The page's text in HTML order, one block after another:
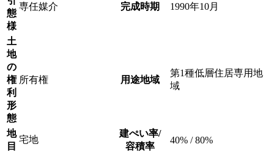
態
様
専任媒介 完成時期 1990年10月
土
地
の
権
利
形
態
所有権 用途地域
第1種低層住居専用地
域
地
目
宅地
建ぺい率/
容積率
40% / 80%